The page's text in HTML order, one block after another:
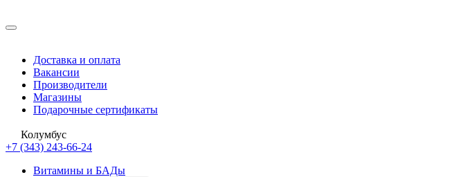
Доставка и оплата
Вакансии
Производители
Магазины
Подарочные сертификаты
Колумбус
+7 (343) 243-66-24
Витамины и БАДы